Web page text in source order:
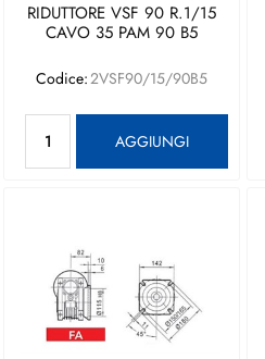
RIDUTTORE VSF 90 R.1/15
CAVO 35 PAM 90 B5
Codice:2VSF90/15/90B5
AGGIUNGI